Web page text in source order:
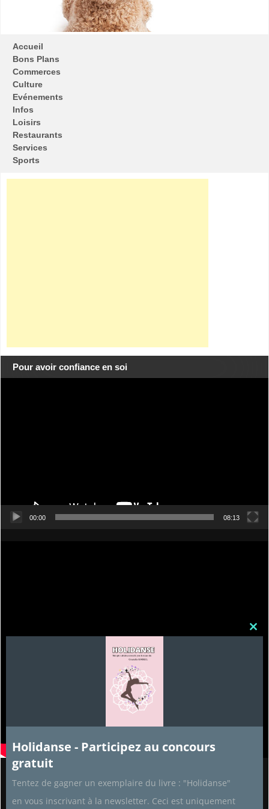
Accueil
Bons Plans
Commerces
Culture
Evénements
Infos
Loisirs
Restaurants
Services
Sports
Pour avoir confiance en soi
00:00 08:13
Partenaires
Holidanse - Participez au concours
gratuit
Tentez de gagner un exemplaire du livre : "Holidanse"
en vous inscrivant à la newsletter. Ceci est uniquement